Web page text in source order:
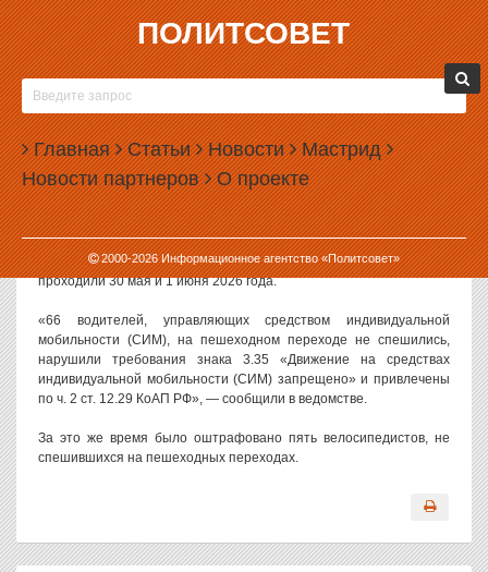
ПОЛИТСОВЕТ
Главная Статьи Новости Мастрид
Новости партнеров О проекте
2000-2026Информационное агентство «Политсовет»
02.06.2026, 17:53
В ЕКАТЕРИНБУРГЕ ЗА ДВА ДНЯ
ОШТРАФОВАЛИ 66 САМОКАТЧИКОВ
В Екатеринбурге Госавтоинспекция за два дня привлекла к
ответственности 66 самокатчиков, не спешивавшихся на
пешеходных переходах или ездивших под запрещающими
знаками.
Как сообщили в городской Госавтоинспекции, рейды в городе
проходили 30 мая и 1 июня 2026 года.
«66 водителей, управляющих средством индивидуальной
мобильности (СИМ), на пешеходном переходе не спешились,
нарушили требования знака 3.35 «Движение на средствах
индивидуальной мобильности (СИМ) запрещено» и привлечены
по ч. 2 ст. 12.29 КоАП РФ», — сообщили в ведомстве.
За это же время было оштрафовано пять велосипедистов, не
спешившихся на пешеходных переходах.